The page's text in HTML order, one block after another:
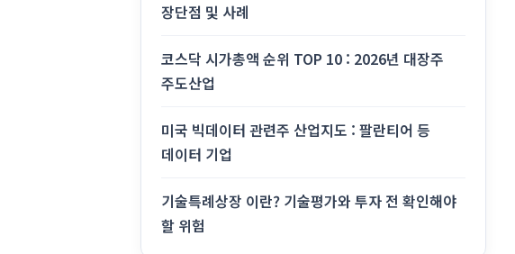
장단점 및 사례
코스닥 시가총액 순위 TOP 10 : 2026년 대장주
주도산업
미국 빅데이터 관련주 산업지도 : 팔란티어 등
데이터 기업
기술특례상장 이란? 기술평가와 투자 전 확인해야
할 위험